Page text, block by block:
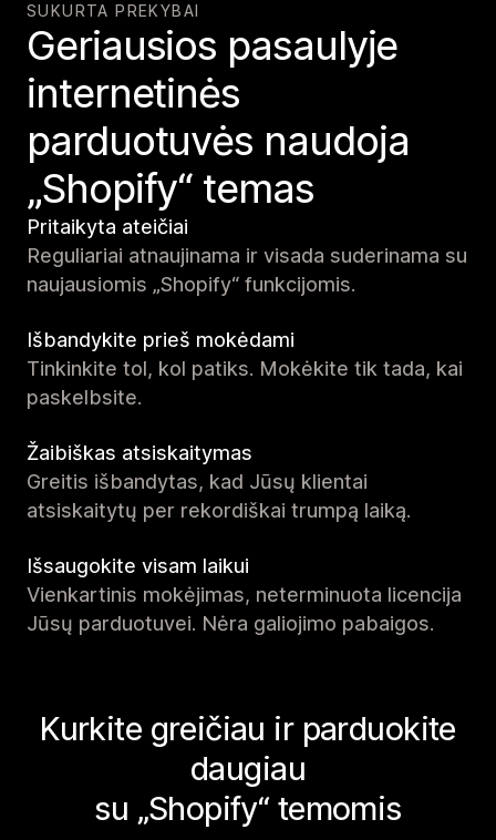
SUKURTA PREKYBAI
Geriausios pasaulyje
internetinės
parduotuvės naudoja
„Shopify“ temas
Pritaikyta ateičiai
Reguliariai atnaujinama ir visada suderinama su
naujausiomis „Shopify“ funkcijomis.
Išbandykite prieš mokėdami
Tinkinkite tol, kol patiks. Mokėkite tik tada, kai
paskelbsite.
Žaibiškas atsiskaitymas
Greitis išbandytas, kad Jūsų klientai
atsiskaitytų per rekordiškai trumpą laiką.
Išsaugokite visam laikui
Vienkartinis mokėjimas, neterminuota licencija
Jūsų parduotuvei. Nėra galiojimo pabaigos.
Kurkite greičiau ir parduokite
daugiau
su „Shopify“ temomis